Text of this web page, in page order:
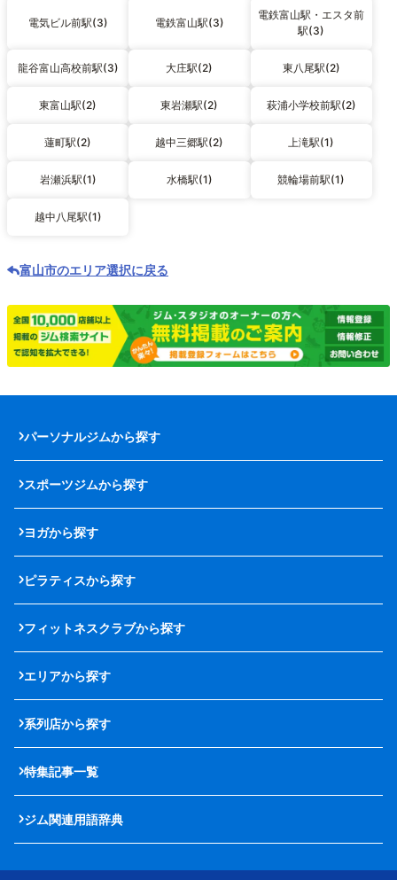
電気ビル前駅(3) 電鉄富山駅(3)
電鉄富山駅・エスタ前
駅(3)
龍谷富山高校前駅(3) 大庄駅(2) 東八尾駅(2)
東富山駅(2) 東岩瀬駅(2) 萩浦小学校前駅(2)
蓮町駅(2) 越中三郷駅(2) 上滝駅(1)
岩瀬浜駅(1) 水橋駅(1) 競輪場前駅(1)
越中八尾駅(1)
富山市のエリア選択に戻る
パーソナルジムから探す
スポーツジムから探す
ヨガから探す
ピラティスから探す
フィットネスクラブから探す
エリアから探す
系列店から探す
特集記事一覧
ジム関連用語辞典